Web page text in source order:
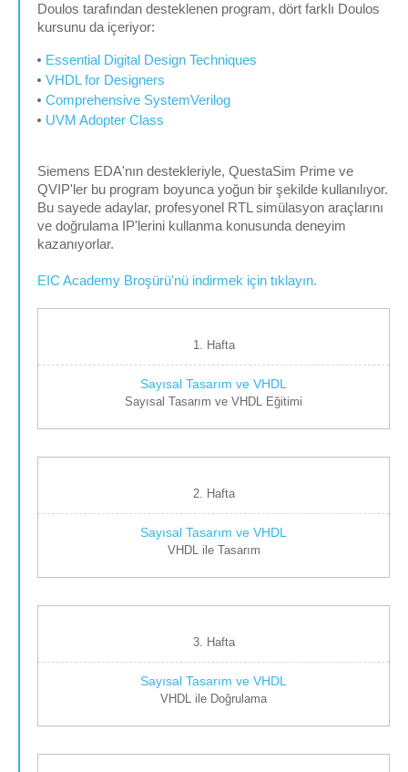
Doulos tarafından desteklenen program, dört farklı Doulos
kursunu da içeriyor:
Essential Digital Design Techniques
VHDL for Designers
Comprehensive SystemVerilog
UVM Adopter Class
Siemens EDA'nın destekleriyle, QuestaSim Prime ve
QVIP'ler bu program boyunca yoğun bir şekilde kullanılıyor.
Bu sayede adaylar, profesyonel RTL simülasyon araçlarını
ve doğrulama IP'lerini kullanma konusunda deneyim
kazanıyorlar.
EIC Academy Broşürü'nü indirmek için tıklayın.
1. Hafta
Sayısal Tasarım ve VHDL Eğitimi
2. Hafta
VHDL ile Tasarım
3. Hafta
VHDL ile Doğrulama